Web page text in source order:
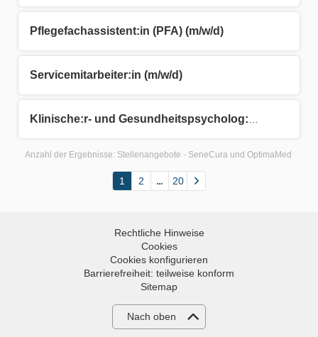
Pflegefachassistent:in (PFA) (m/w/d)
Servicemitarbeiter:in (m/w/d)
Anzahl der Ergebnisse: Stellenangebote - SeneCura und OptimaMed
1 2 20
Rechtliche Hinweise
Cookies
Cookies konfigurieren
Barrierefreiheit: teilweise konform
Sitemap
Nach oben